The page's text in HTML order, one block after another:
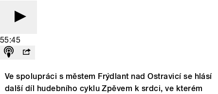
55:45
Ve spolupráci s městem Frýdlant nad Ostravicí se hlásí
další díl hudebního cyklu Zpěvem k srdci, ve kterém